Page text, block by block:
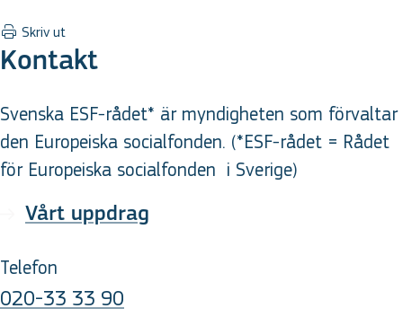
Skriv ut
Kontakt
Svenska ESF-rådet* är myndigheten som förvaltar
den Europeiska socialfonden. (*ESF-rådet = Rådet
för Europeiska socialfonden i Sverige)
Vårt uppdrag
Telefon
020-33 33 90